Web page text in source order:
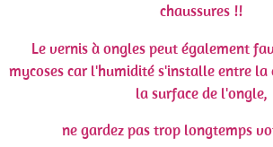
chaussures !!
Le vernis à ongles peut également
mycoses car l'humidité s'installe entre la
la surface de l'ongle,
ne gardez pas trop longtemps